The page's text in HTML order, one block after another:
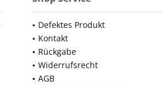
Defektes Produkt
Kontakt
Rückgabe
Widerrufsrecht
AGB